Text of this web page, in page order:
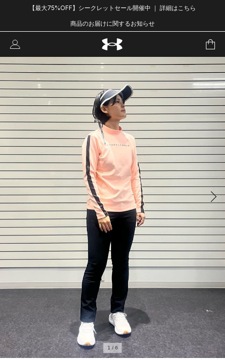
【最大75%OFF】シークレットセール開催中 ｜ 詳細はこちら
商品のお届けに関するお知らせ
1 / 6